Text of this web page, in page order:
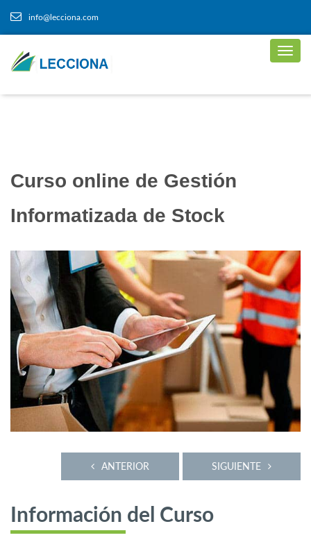
info@lecciona.com
Curso online de Gestión
Informatizada de Stock
SIGUIENTE
ANTERIOR
Información del Curso